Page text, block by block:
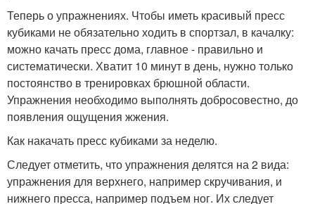
Теперь о упражнениях. Чтобы иметь красивый пресс
кубиками не обязательно ходить в спортзал, в качалку:
можно качать пресс дома, главное - правильно и
систематически. Хватит 10 минут в день, нужно только
постоянство в тренировках брюшной области.
Упражнения необходимо выполнять добросовестно, до
появления ощущения жжения.
Как накачать пресс кубиками за неделю.
Следует отметить, что упражнения делятся на 2 вида:
упражнения для верхнего, например скручивания, и
нижнего пресса, например подъем ног. Их следует